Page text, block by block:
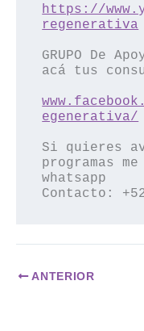
https://
GRUPO De
acá tus
Si quieres
programas
whatsapp
Contacto:
ANTERIOR